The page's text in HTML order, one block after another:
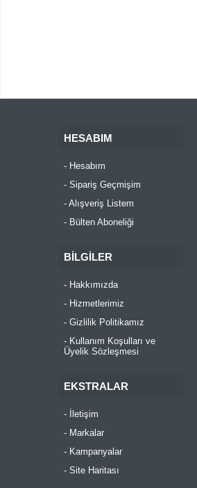
HESABIM
Hesabım
Sipariş Geçmişim
Alışveriş Listem
Bülten Aboneliği
BILGILER
Hakkımızda
Hizmetlerimiz
Gizlilik Politikamız
Kullanım Koşulları ve
Üyelik Sözleşmesi
EKSTRALAR
İletişim
Markalar
Kampanyalar
Site Haritası